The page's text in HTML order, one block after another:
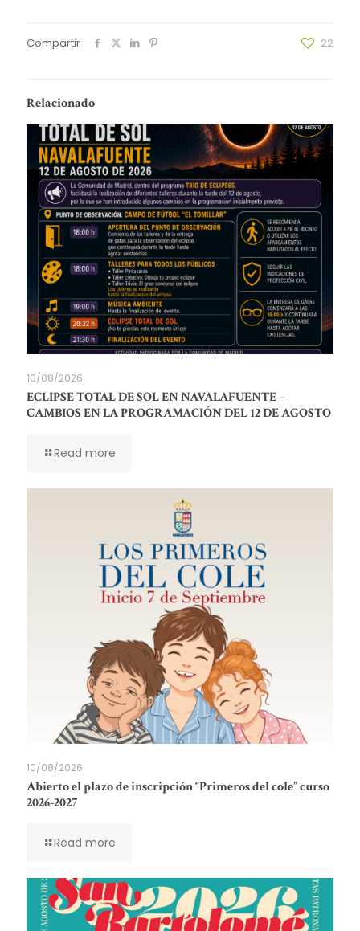
Compartir 22
Relacionado
10/08/2026
ECLIPSE TOTAL DE SOL EN NAVALAFUENTE –
CAMBIOS EN LA PROGRAMACIÓN DEL 12 DE AGOSTO
Read more
10/08/2026
Abierto el plazo de inscripción “Primeros del cole” curso
2026-2027
Read more